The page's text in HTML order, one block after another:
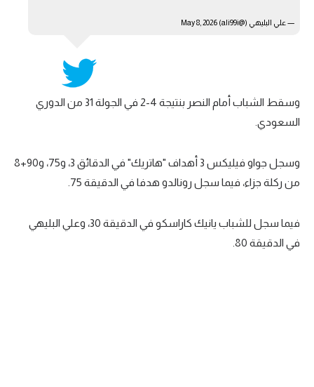
— علي البليهي (@ali99i) May 8, 2026
وسقط الشباب أمام النصر بنتيجة 4-2 في الجولة 31 من الدوري
السعودي.
وسجل جواو فيليكس 3 أهداف "هاتريك" في الدقائق 3، و75، و90+8
من ركلة جزاء، فيما سجل رونالدو هدفا في الدقيقة 75.
فيما سجل للشباب يانيك كاراسكو في الدقيقة 30، وعلي البليهي
في الدقيقة 80.